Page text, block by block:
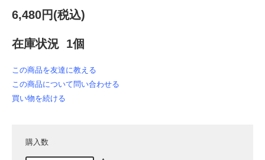
6,480円(税込)
在庫状況 1個
この商品を友達に教える
この商品について問い合わせる
買い物を続ける
購入数